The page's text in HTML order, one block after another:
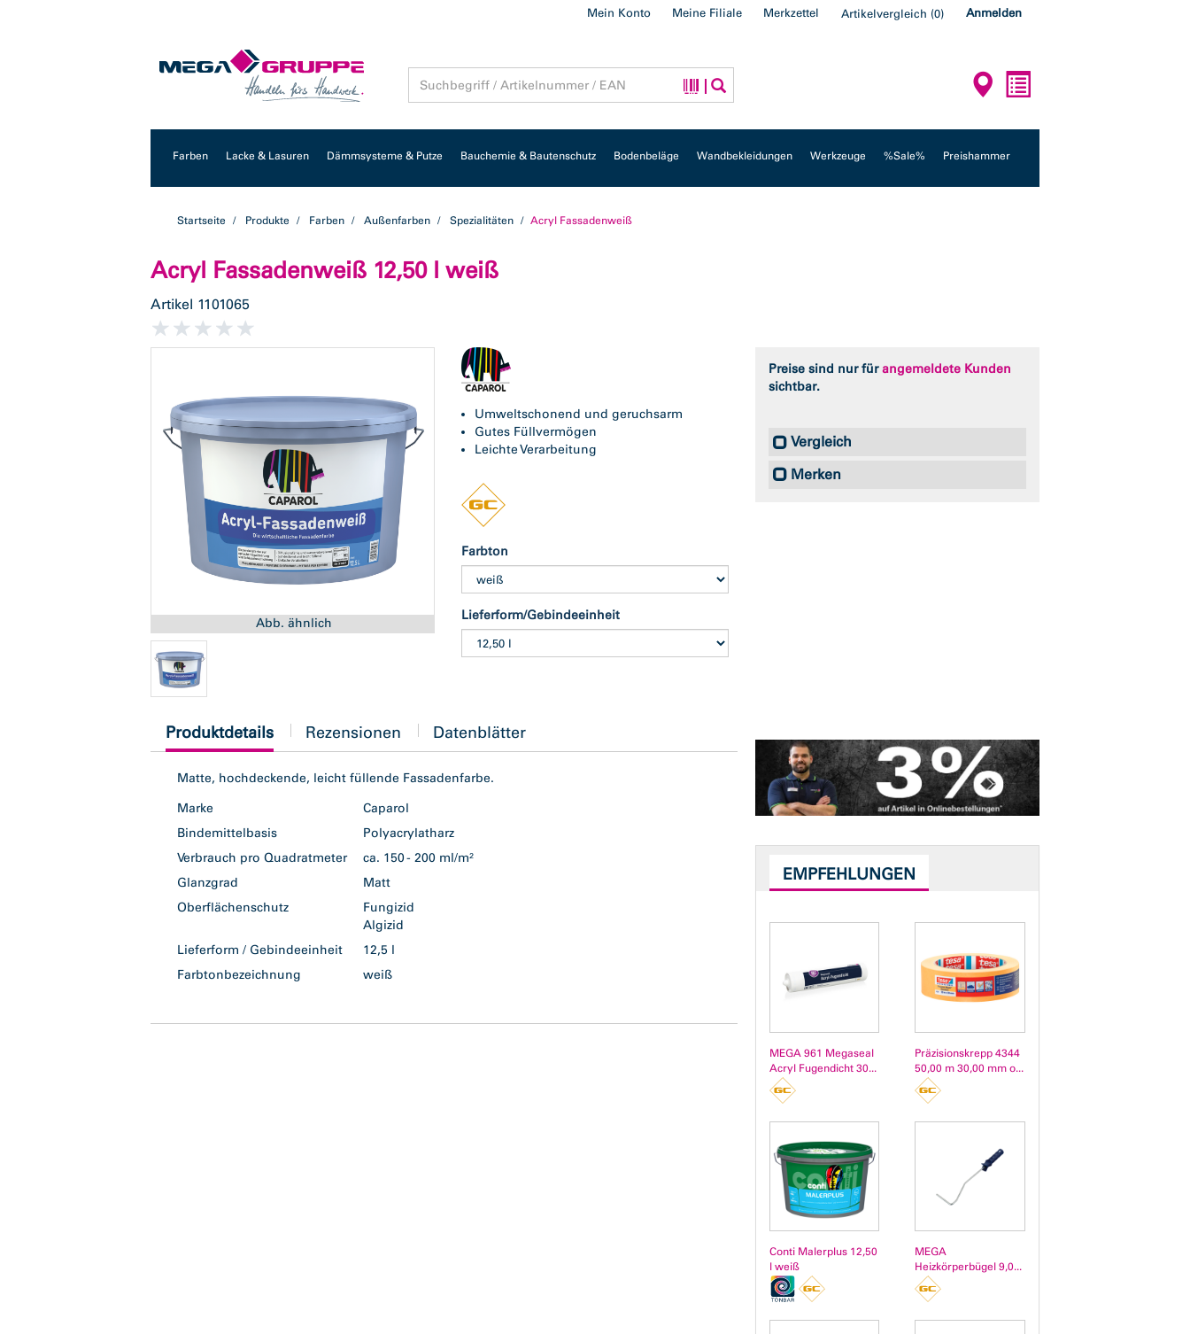
Mein Konto Meine Filiale Merkzettel Artikelvergleich (0) Anmelden
Farben Lacke & Lasuren Dämmsysteme & Putze Bauchemie & Bautenschutz Bodenbeläge Wandbekleidungen Werkzeuge %Sale% Preishammer
Startseite Produkte Farben Außenfarben Spezialitäten Acryl Fassadenweiß
Acryl Fassadenweiß 12,50 l weiß
Artikel 1101065
Abb. ähnlich
Umweltschonend und geruchsarm
Gutes Füllvermögen
Leichte Verarbeitung
Farbton
Lieferform/Gebindeeinheit
Preise sind nur fürangemeldete Kunden
sichtbar.
Vergleich
Merken
current
tab:
Produktdetails Rezensionen Datenblätter
Matte, hochdeckende, leicht füllende Fassadenfarbe.
Marke
Caparol
Bindemittelbasis
Polyacrylatharz
Verbrauch pro Quadratmeter
ca. 150 - 200 ml/m²
Glanzgrad
Matt
Oberflächenschutz
Fungizid
Algizid
Lieferform / Gebindeeinheit
12,5 l
Farbtonbezeichnung
weiß
EMPFEHLUNGEN
MEGA 961 Megaseal
Acryl Fugendicht 30...
Präzisionskrepp 4344
50,00 m 30,00 mm o...
Conti Malerplus 12,50
l weiß
MEGA
Heizkörperbügel 9,0...